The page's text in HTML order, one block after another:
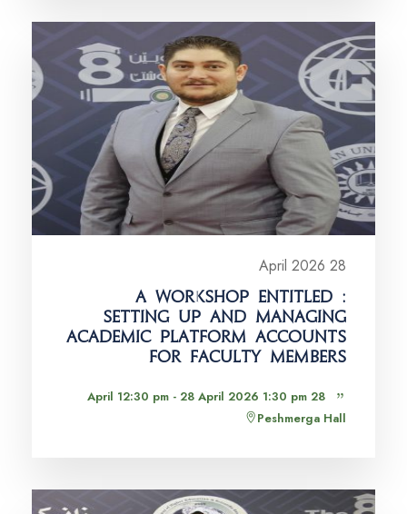
28 April 2026
A WORKSHOP ENTITLED :
SETTING UP AND MANAGING
ACADEMIC PLATFORM ACCOUNTS
FOR FACULTY MEMBERS
28 April 12:30 pm - 28 April 2026 1:30 pm
Peshmerga Hall